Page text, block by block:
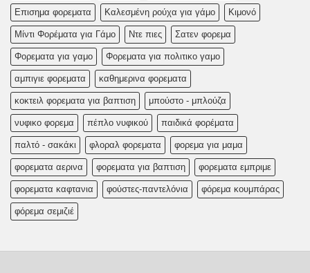
Επισημα φορεματα Καλεσμένη ρούχα για γάμο Κιμονό
Μίντι Φορέματα για Γάμο Ντε πιες Σατεν φορεμα
Φορεματα για γαμο Φορεματα για πολιτικο γαμο
αμπιγιε φορεματα καθημερινα φορεματα
κοκτειλ φορεματα για βαπτιση μπούστο - μπλούζα
νυφικο φορεμα πέπλο νυφικού παιδικά φορέματα
παλτό - σακάκι φλοραλ φορεματα φορεμα για μαμα
φορεματα αερινα φορεματα για βαπτιση φορεματα εμπριμε
φορεματα καφτανια φούστες-παντελόνια φόρεμα κουμπάρας
φόρεμα σεμιζιέ